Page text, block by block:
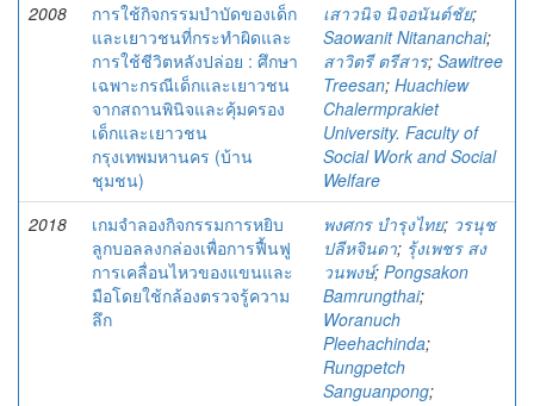
2008
การใช้กิจกรรมบำบัดของเด็ก
และเยาวชนที่กระทำผิดและ
การใช้ชีวิตหลังปล่อย : ศึกษา
เฉพาะกรณีเด็กและเยาวชน
จากสถานพินิจและคุ้มครอง
เด็กและเยาวชน
กรุงเทพมหานคร (บ้าน
ชุมชน)
เสาวนิจ นิจอนันต์ชัย;
Saowanit Nitananchai;
สาวิตรี ตรีสาร; Sawitree
Treesan; Huachiew
Chalermprakiet
University. Faculty of
Social Work and Social
Welfare
2018
เกมจำลองกิจกรรมการหยิบ
ลูกบอลลงกล่องเพื่อการฟื้นฟู
การเคลื่อนไหวของแขนและ
มือโดยใช้กล้องตรวจรู้ความ
ลึก
พงศกร บำรุงไทย; วรนุช
ปลีหจินดา; รุ้งเพชร สง
วนพงษ์; Pongsakon
Bamrungthai;
Woranuch
Pleehachinda;
Rungpetch
Sanguanpong;